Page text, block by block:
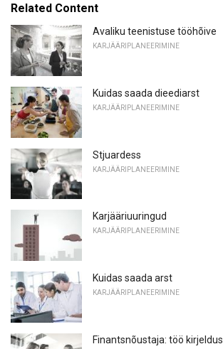
Related Content
Avaliku teenistuse tööhõive
KARJÄÄRIPLANEERIMINE
Kuidas saada dieediarst
KARJÄÄRIPLANEERIMINE
Stjuardess
KARJÄÄRIPLANEERIMINE
Karjääriuuringud
KARJÄÄRIPLANEERIMINE
Kuidas saada arst
KARJÄÄRIPLANEERIMINE
Finantsnõustaja: töö kirjeldus